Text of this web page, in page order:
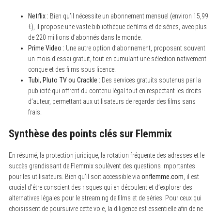
Netflix : Bien qu’il nécessite un abonnement mensuel (environ 15,99
€), il propose une vaste bibliothèque de films et de séries, avec plus
de 220 millions d’abonnés dans le monde.
Prime Video : Une autre option d’abonnement, proposant souvent
un mois d’essai gratuit, tout en cumulant une sélection nativement
conçue et des films sous licence.
Tubi, Pluto TV ou Crackle : Des services gratuits soutenus par la
publicité qui offrent du contenu légal tout en respectant les droits
d’auteur, permettant aux utilisateurs de regarder des films sans
frais.
Synthèse des points clés sur Flemmix
En résumé, la protection juridique, la rotation fréquente des adresses et le
succès grandissant de Flemmix soulèvent des questions importantes
pour les utilisateurs. Bien qu’il soit accessible via onflemme.com , il est
crucial d’être conscient des risques qui en découlent et d’explorer des
alternatives légales pour le streaming de films et de séries. Pour ceux qui
choisissent de poursuivre cette voie, la diligence est essentielle afin de ne